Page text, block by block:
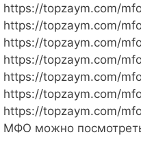
https://topzaym.com/
https://topzaym.com/
https://topzaym.com/
https://topzaym.com/
https://topzaym.com/
https://topzaym.com/
https://topzaym.com/
МФО можно